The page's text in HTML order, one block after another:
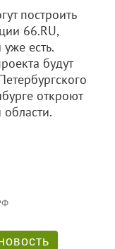
построить
66.RU,
есть.
будут
откроют
области.